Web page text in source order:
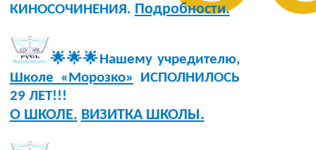
КИНОСОЧИНЕНИЯ. Подробности.
🌟🌟🌟Нашему учредителю,
Школе «Морозко» ИСПОЛНИЛОСЬ
29 ЛЕТ!!!
О ШКОЛЕ. ВИЗИТКА ШКОЛЫ.